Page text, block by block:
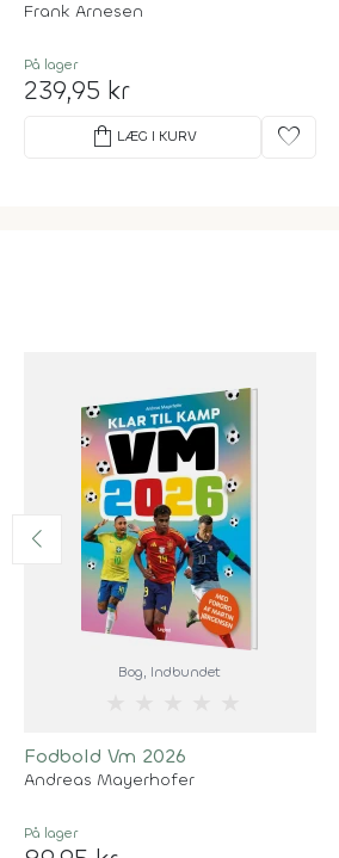
Frank Arnesen
På lager
239,95 kr
shopping_bag LÆG I KURV favorite
Bog, Indbundet
Fodbold Vm 2026
Andreas Mayerhofer
På lager